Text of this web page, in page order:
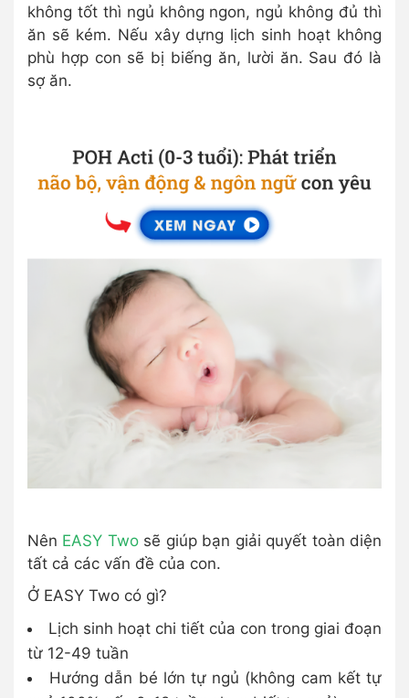
không tốt thì ngủ không ngon, ngủ không đủ thì
ăn sẽ kém. Nếu xây dựng lịch sinh hoạt không
phù hợp con sẽ bị biếng ăn, lười ăn. Sau đó là
sợ ăn.
Nên EASY Twosẽ giúp bạn giải quyết toàn diện
tất cả các vấn đề của con.
Ở EASY Two có gì?
Lịch sinh hoạt chi tiết của con trong giai đoạn
từ 12-49 tuần
Hướng dẫn bé lớn tự ngủ (không cam kết tự